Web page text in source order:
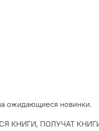
ожидающиеся новинки.
КНИГИ, ПОЛУЧАТ